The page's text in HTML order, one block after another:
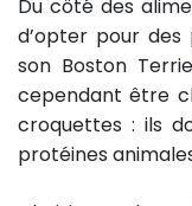
Du côté des
d’opter pour
son Boston
cependant être
croquettes : ils
protéines